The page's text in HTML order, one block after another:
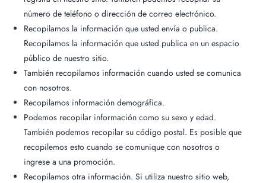
número de teléfono o dirección de correo electrónico.
Recopilamos la información que usted envía o publica.
Recopilamos la información que usted publica en un espacio
público de nuestro sitio.
También recopilamos información cuando usted se comunica
con nosotros.
Recopilamos información demográfica.
Podemos recopilar información como su sexo y edad.
También podemos recopilar su código postal. Es posible que
recopilemos esto cuando se comunique con nosotros o
ingrese a una promoción.
Recopilamos otra información. Si utiliza nuestro sitio web,